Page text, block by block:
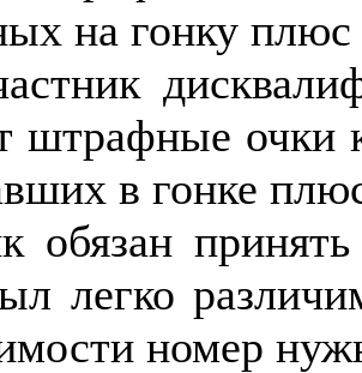
на гонку
штрафные очки
в гонке
обязан
легко
номер